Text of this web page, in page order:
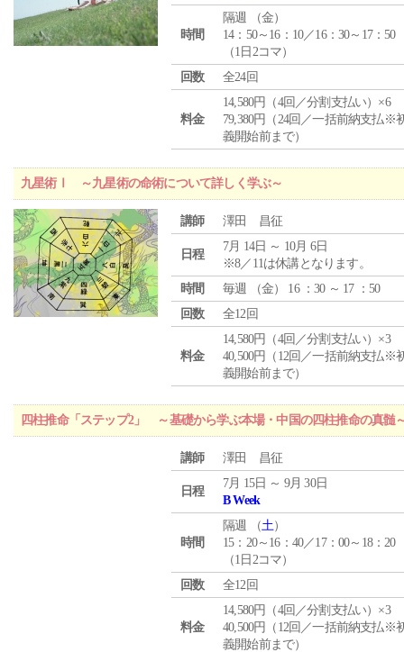
時間
隔週 （金）
14：50～16：10／16：30～17：50
（1日2コマ）
回数
全24回
料金
14,580円（4回／分割支払い）×6
79,380円（24回／一括前納支払※
義開始前まで）
九星術Ⅰ ～九星術の命術について詳しく学ぶ～
講師 澤田 昌征
日程
7月 14日 ～ 10月 6日
※8／11は休講となります。
時間
毎週 （金） 16 ：30 ～ 17 ：50
回数
全12回
料金
14,580円（4回／分割支払い）×3
40,500円（12回／一括前納支払※
義開始前まで）
四柱推命「ステップ2」 ～基礎から学ぶ本場・中国の四柱推命の真髄
講師 澤田 昌征
日程
7月 15日 ～ 9月 30日
B Week
時間
隔週 （土）
15：20～16：40／17：00～18：20
（1日2コマ）
回数
全12回
料金
14,580円（4回／分割支払い）×3
40,500円（12回／一括前納支払※
義開始前まで）